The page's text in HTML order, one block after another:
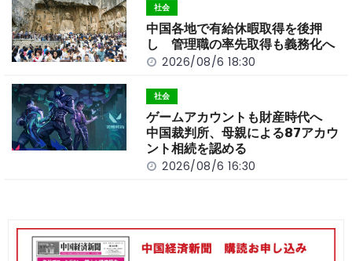
社会
中国各地で有給休暇取得を後押
し 管理職の率先取得も義務化へ
2026/08/6 18:30
社会
ゲームアカウントも財産時代へ
中国裁判所、母親による87アカウ
ント相続を認める
2026/08/6 16:30